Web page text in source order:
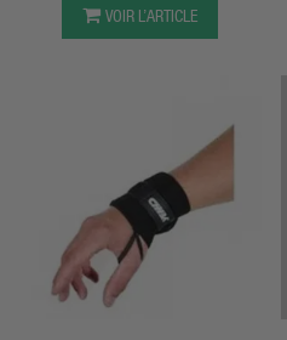
VOIR L’ARTICLE
APERÇU RAPIDE